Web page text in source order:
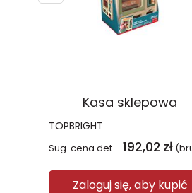
Kasa sklepowa
TOPBRIGHT
Sug. cena det. 192,02 zł
Zaloguj się, aby kupić